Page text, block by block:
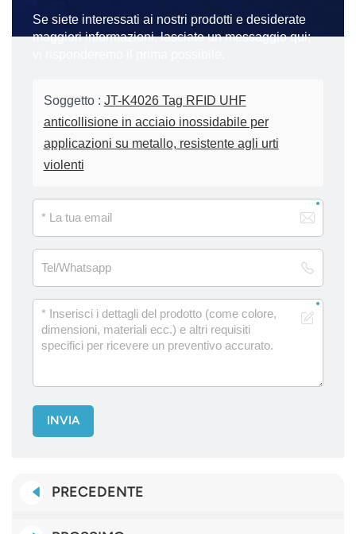
Se siete interessati ai nostri prodotti e desiderate
maggiori informazioni, lasciate un messaggio qui;
Soggetto : JT-K4026 Tag RFID UHF
anticollisione in acciaio inossidabile per
applicazioni su metallo, resistente agli urti
violenti
INVIA
PRECEDENTE